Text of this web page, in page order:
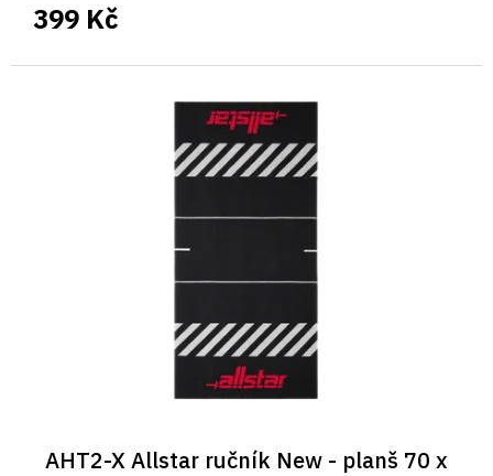
399 Kč
AHT2-X Allstar ručník New - planš 70 x